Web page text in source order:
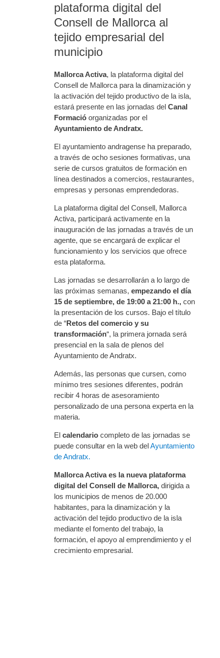
plataforma digital del
Consell de Mallorca al
tejido empresarial del
municipio
Mallorca Activa, la plataforma digital del
Consell de Mallorca para la dinamización y
la activación del tejido productivo de la isla,
estará presente en las jornadas del Canal
Formació organizadas por el
Ayuntamiento de Andratx.
El ayuntamiento andragense ha preparado,
a través de ocho sesiones formativas, una
serie de cursos gratuitos de formación en
línea destinados a comercios, restaurantes,
empresas y personas emprendedoras.
La plataforma digital del Consell, Mallorca
Activa, participará activamente en la
inauguración de las jornadas a través de un
agente, que se encargará de explicar el
funcionamiento y los servicios que ofrece
esta plataforma.
Las jornadas se desarrollarán a lo largo de
las próximas semanas, empezando el día
15 de septiembre, de 19:00 a 21:00 h., con
la presentación de los cursos. Bajo el título
de “Retos del comercio y su
transformación“, la primera jornada será
presencial en la sala de plenos del
Ayuntamiento de Andratx.
Además, las personas que cursen, como
mínimo tres sesiones diferentes, podrán
recibir 4 horas de asesoramiento
personalizado de una persona experta en la
materia.
El calendario completo de las jornadas se
puede consultar en la web delAyuntamiento
de Andratx.
Mallorca Activa es la nueva plataforma
digital del Consell de Mallorca, dirigida a
los municipios de menos de 20.000
habitantes, para la dinamización y la
activación del tejido productivo de la isla
mediante el fomento del trabajo, la
formación, el apoyo al emprendimiento y el
crecimiento empresarial.